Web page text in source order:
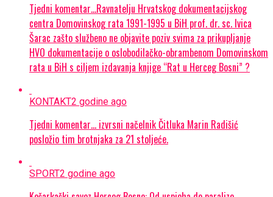
Tjedni komentar…Ravnatelju Hrvatskog dokumentacijskog
centra Domovinskog rata 1991-1995 u BiH prof. dr. sc. Ivica
Šarac zašto službeno ne objavite poziv svima za prikupljanje
HVO dokumentacije o oslobodilačko-obrambenom Domovinskom
rata u BiH s ciljem izdavanja knjige “Rat u Herceg Bosni” ?
KONTAKT2 godine ago
Tjedni komentar… izvrsni načelnik Čitluka Marin Radišić
posložio tim brotnjaka za 21 stoljeće.
SPORT2 godine ago